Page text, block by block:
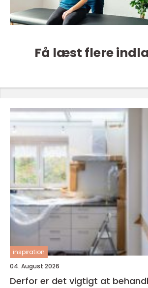
Få læst flere
inspiration
04. August 2026
Derfor er det vigtigt at